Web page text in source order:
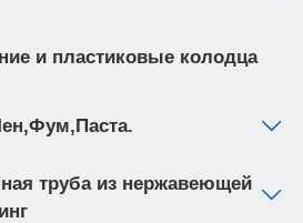
и пластиковые колодца
труба из нержавеющей